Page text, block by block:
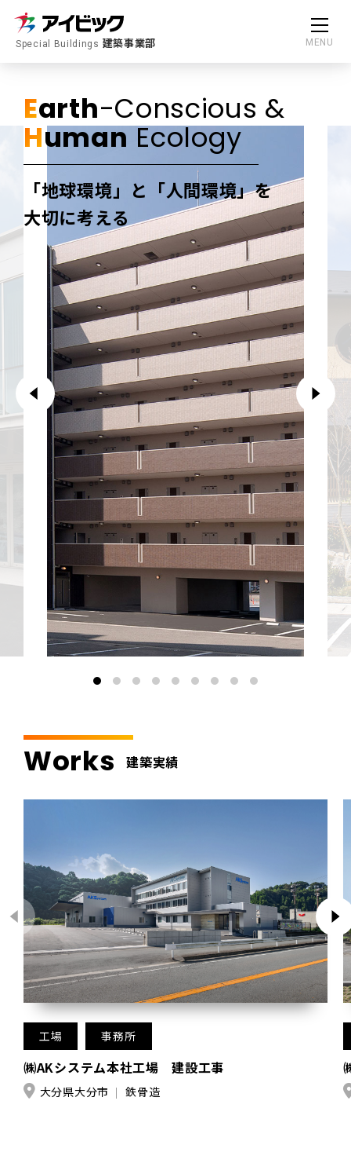
Special Buildings 建築事業部 MENU
Earth-Conscious &
HumanEcology
「地球環境」と「人間環境」を
大切に考える
Works 建築実績
工場 事務所
㈱AKシステム本社工場 建設工事
大分県大分市 鉄骨造